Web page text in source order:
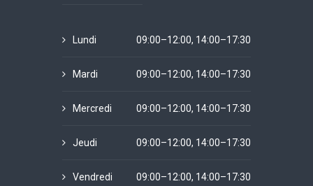
Lundi 09:00–12:00, 14:00–17:30
Mardi 09:00–12:00, 14:00–17:30
Mercredi 09:00–12:00, 14:00–17:30
Jeudi 09:00–12:00, 14:00–17:30
Vendredi 09:00–12:00, 14:00–17:30